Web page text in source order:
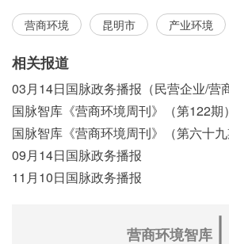
营商环境 昆明市 产业环境
相关报道
09月14日国脉政务播报
11月10日国脉政务播报
营商环境智库